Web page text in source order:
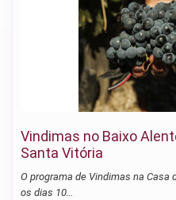
Vindimas no Baixo
Santa Vitória
O programa de Vindimas na Casa
os dias 10…